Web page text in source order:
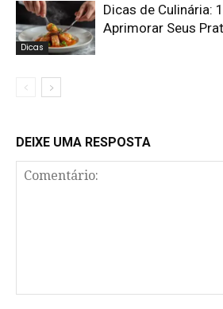
Dicas
Dicas de Culinária:
Aprimorar Seus
DEIXE UMA RESPOSTA